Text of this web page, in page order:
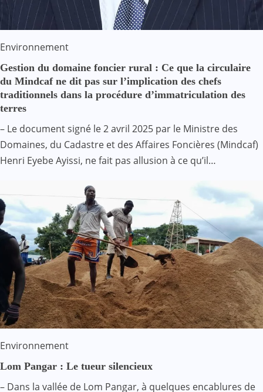
Environnement
Gestion du domaine foncier rural : Ce que la circulaire
du Mindcaf ne dit pas sur l’implication des chefs
traditionnels dans la procédure d’immatriculation des
terres
– Le document signé le 2 avril 2025 par le Ministre des
Domaines, du Cadastre et des Affaires Foncières (Mindcaf)
Henri Eyebe Ayissi, ne fait pas allusion à ce qu’il…
Environnement
Lom Pangar : Le tueur silencieux
– Dans la vallée de Lom Pangar, à quelques encablures de